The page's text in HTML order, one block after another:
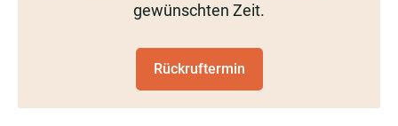
gewünschten Zeit.
Rückruftermin